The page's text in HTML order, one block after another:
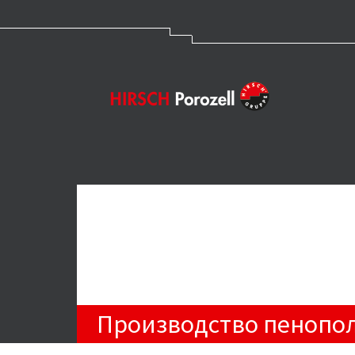
Производство